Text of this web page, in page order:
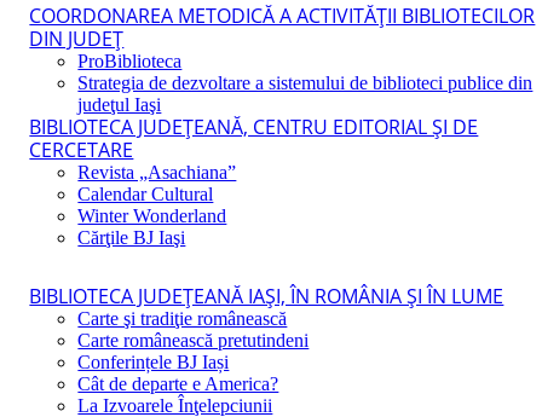
COORDONAREA METODICĂ A ACTIVITĂŢII BIBLIOTECILOR
DIN JUDEŢ
ProBiblioteca
Strategia de dezvoltare a sistemului de biblioteci publice din
judeţul Iaşi
BIBLIOTECA JUDEŢEANĂ, CENTRU EDITORIAL ŞI DE
CERCETARE
Revista „Asachiana”
Calendar Cultural
Winter Wonderland
Cărţile BJ Iaşi
BIBLIOTECA JUDEŢEANĂ IAŞI, ÎN ROMÂNIA ŞI ÎN LUME
Carte şi tradiţie românească
Carte românească pretutindeni
Conferințele BJ Iași
Cât de departe e America?
La Izvoarele Înţelepciunii